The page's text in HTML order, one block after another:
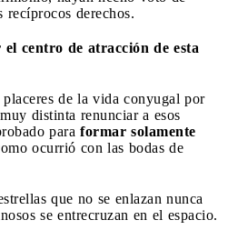
derechos.
centro de atracción de esta
de la vida conyugal por
distinta renunciar a esos
para formar solamente
ocurrió con las bodas de
que no se enlazan nunca
se entrecruzan en el espacio.